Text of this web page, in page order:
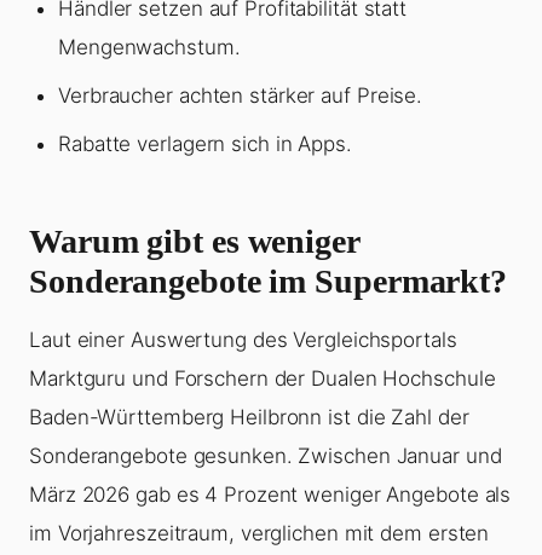
Händler setzen auf Profitabilität statt
Mengenwachstum.
Verbraucher achten stärker auf Preise.
Rabatte verlagern sich in Apps.
Warum gibt es weniger
Sonderangebote im Supermarkt?
Laut einer Auswertung des Vergleichsportals
Marktguru und Forschern der Dualen Hochschule
Baden-Württemberg Heilbronn ist die Zahl der
Sonderangebote gesunken. Zwischen Januar und
März 2026 gab es 4 Prozent weniger Angebote als
im Vorjahreszeitraum, verglichen mit dem ersten